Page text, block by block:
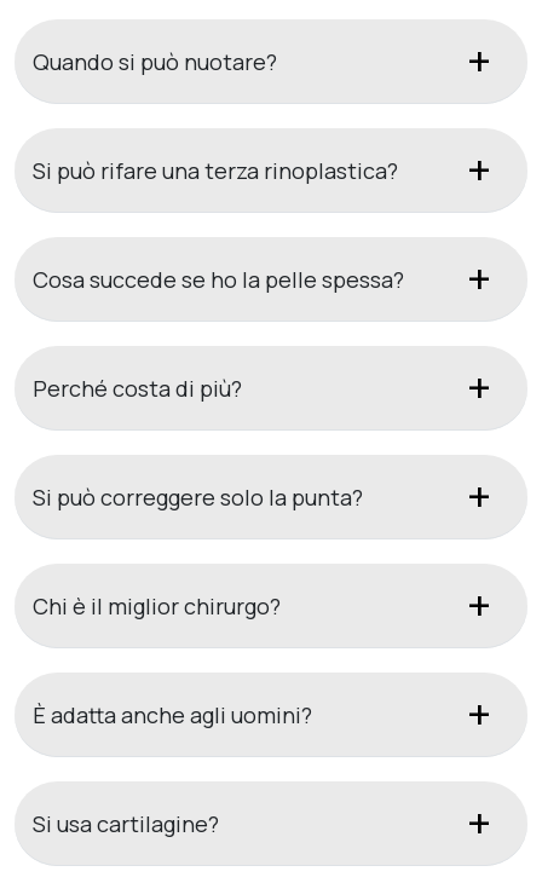
Quando si può nuotare?
Si può rifare una terza rinoplastica?
Cosa succede se ho la pelle spessa?
Perché costa di più?
Si può correggere solo la punta?
Chi è il miglior chirurgo?
È adatta anche agli uomini?
Si usa cartilagine?